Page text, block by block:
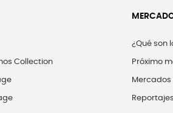
Collection
¿Qué son
Próximo